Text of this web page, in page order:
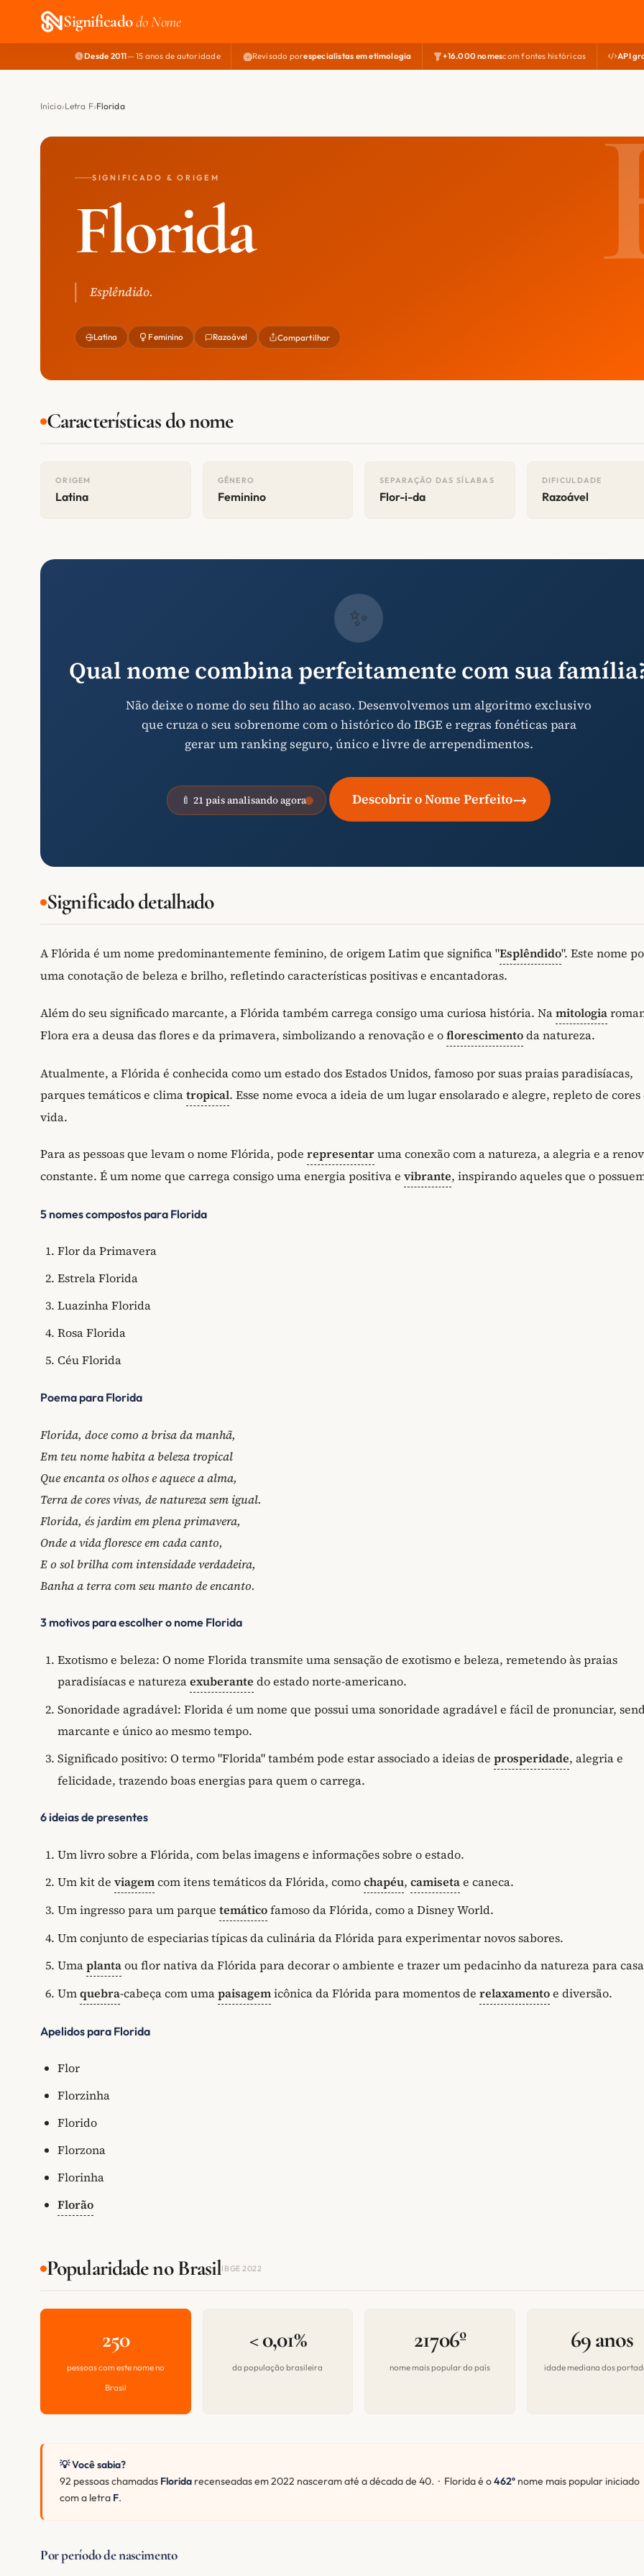
Significadodo Nome
Desde 2011— 15 anos de autoridade Revisado porespecialistas em etimologia +16.000 nomescom fontes históricas API
Início Letra F Florida
SIGNIFICADO & ORIGEM
Florida
Esplêndido.
Latina Feminino Razoável Compartilhar
Características do nome
ORIGEM
Latina
GÊNERO
Feminino
SEPARAÇÃO DAS SÍLABAS
Flor-i-da
DIFICULDADE
Razoável
✨
Qual nome combina perfeitamente com sua
Não deixe o nome do seu filho ao acaso. Desenvolvemos um algoritmo exclusivo
que cruza o seu sobrenome com o histórico do IBGE e regras fonéticas para
gerar um ranking seguro, único e livre de arrependimentos.
🍼 21 pais analisando agora Descobrir o Nome Perfeito→
Significado detalhado
A Flórida é um nome predominantemente feminino, de origem Latim que significa "Esplêndido". Este nome
uma conotação de beleza e brilho, refletindo características positivas e encantadoras.
Além do seu significado marcante, a Flórida também carrega consigo uma curiosa história. Namitologia
Flora era a deusa das flores e da primavera, simbolizando a renovação e oflorescimentoda natureza.
Atualmente, a Flórida é conhecida como um estado dos Estados Unidos, famoso por suas praias paradisíacas,
parques temáticos e climatropical. Esse nome evoca a ideia de um lugar ensolarado e alegre, repleto de cores
vida.
Para as pessoas que levam o nome Flórida, pode representaruma conexão com a natureza, a alegria e a
constante. É um nome que carrega consigo uma energia positiva e vibrante, inspirando aqueles que o
5 nomes compostos para Florida
Flor da Primavera
Estrela Florida
Luazinha Florida
Rosa Florida
Céu Florida
Poema para Florida
Florida, doce como a brisa da manhã,
Em teu nome habita a beleza tropical
Que encanta os olhos e aquece a alma,
Terra de cores vivas, de natureza sem igual.
Florida, és jardim em plena primavera,
Onde a vida floresce em cada canto,
E o sol brilha com intensidade verdadeira,
Banha a terra com seu manto de encanto.
3 motivos para escolher o nome Florida
Exotismo e beleza: O nome Florida transmite uma sensação de exotismo e beleza, remetendo às praias
paradisíacas e naturezaexuberante do estado norte-americano.
Sonoridade agradável: Florida é um nome que possui uma sonoridade agradável e fácil de pronunciar,
marcante e único ao mesmo tempo.
Significado positivo: O termo "Florida" também pode estar associado a ideias de prosperidade, alegria e
felicidade, trazendo boas energias para quem o carrega.
6 ideias de presentes
Um livro sobre a Flórida, com belas imagens e informações sobre o estado.
Um kit de viagemcom itens temáticos da Flórida, comochapéu, camisetae caneca.
Um ingresso para um parque temáticofamoso da Flórida, como a Disney World.
Um conjunto de especiarias típicas da culinária da Flórida para experimentar novos sabores.
Umaplantaou flor nativa da Flórida para decorar o ambiente e trazer um pedacinho da natureza para
Umquebra-cabeça com umapaisagemicônica da Flórida para momentos de relaxamentoe diversão.
Apelidos para Florida
Flor
Florzinha
Florido
Florzona
Florinha
Florão
Popularidade no BrasilIBGE 2022
250
pessoas com este nome no
Brasil
< 0,01%
da população brasileira
21706º
nome mais popular do país
69 anos
idade mediana dos
💡 Você sabia?
92 pessoas chamadas Florida recenseadas em 2022 nasceram até a década de 40. · Florida é o462º nome mais popular iniciado
com a letra F.
Por período de nascimento